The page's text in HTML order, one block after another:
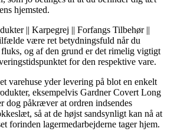
hjemsted.
|| Karpegrej || Forfangs Tilbehør ||
være ret betydningsfuld når du
og af den grund er det rimelig vigtigt
for den respektive vare.
varehuse yder levering på blot en enkelt
eksempelvis Gardner Covert Long
dog påkræver at ordren indsendes
så at de højst sandsynligt kan nå at
forinden lagermedarbejderne tager hjem.